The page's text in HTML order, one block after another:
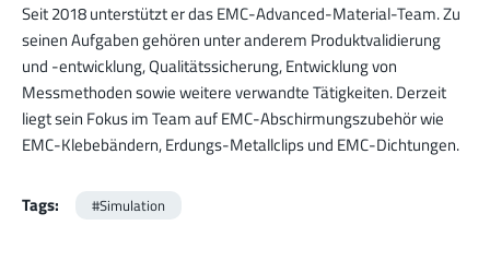
Seit 2018 unterstützt er das EMC-Advanced-Material-Team. Zu
seinen Aufgaben gehören unter anderem Produktvalidierung
und -entwicklung, Qualitätssicherung, Entwicklung von
Messmethoden sowie weitere verwandte Tätigkeiten. Derzeit
liegt sein Fokus im Team auf EMC-Abschirmungszubehör wie
EMC-Klebebändern, Erdungs-Metallclips und EMC-Dichtungen.
Tags: #Simulation